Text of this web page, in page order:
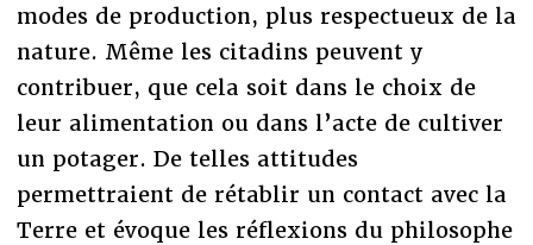
modes de production, plus respectueux de la
nature. Même les citadins peuvent y
contribuer, que cela soit dans le choix de
leur alimentation ou dans l’acte de cultiver
un potager. De telles attitudes
permettraient de rétablir un contact avec la
Terre et évoque les réflexions du philosophe